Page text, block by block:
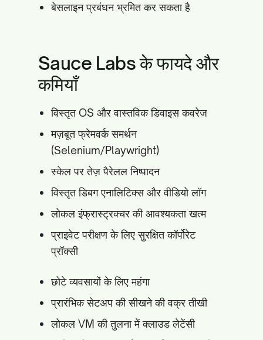
बेसलाइन प्रबंधन भ्रमित कर सकता है
Sauce Labs के फायदे और
कमियाँ
विस्तृत OS और वास्तविक डिवाइस कवरेज
मज़बूत फ्रेमवर्क समर्थन
(Selenium/Playwright)
स्केल पर तेज़ पैरेलल निष्पादन
विस्तृत डिबग एनालिटिक्स और वीडियो लॉग
लोकल इंफ्रास्ट्रक्चर की आवश्यकता खत्म
प्राइवेट परीक्षण के लिए सुरक्षित कॉर्पोरेट
प्रॉक्सी
छोटे व्यवसायों के लिए महंगा
प्रारंभिक सेटअप की सीखने की वक्र तीखी
लोकल VM की तुलना में क्लाउड लेटेंसी